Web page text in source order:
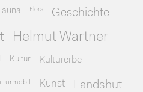
Flora Geschichte
Helmut Wartner
Kultur Kulturerbe
Kunst Landshut